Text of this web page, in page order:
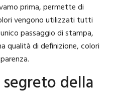
prima, permette di
vengono utilizzati tutti
passaggio di stampa,
qualità di definizione, colori
della